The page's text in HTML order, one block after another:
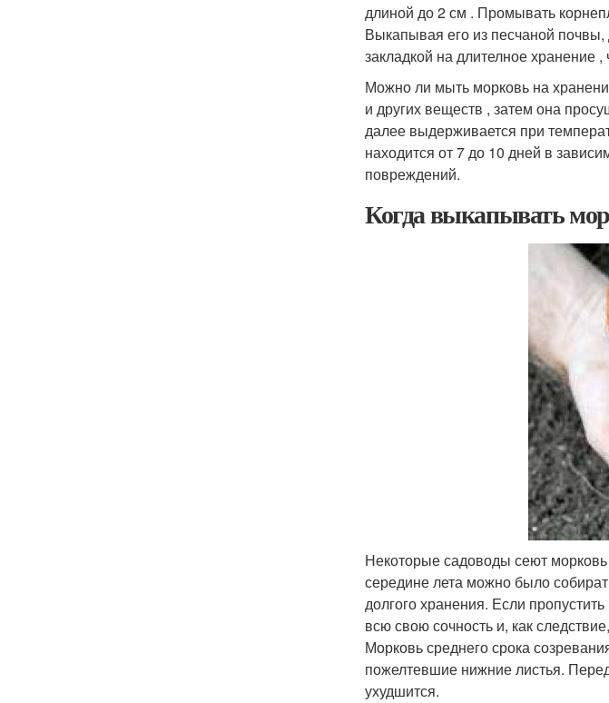
длиной до 2 см . Промывать
Выкапывая его из песчаной почвы,
закладкой на длителное хранение
Можно ли мыть морковь на
и других веществ , затем она
далее выдерживается при
находится от 7 до 10 дней в
повреждений.
Когда выкапывать
Некоторые садоводы сеют
середине лета можно было
долгого хранения. Если
всю свою сочность и, как
Морковь среднего срока
пожелтевшие нижние листья.
ухудшится.